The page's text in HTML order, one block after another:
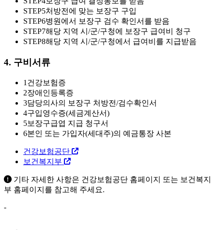
STEP5처방전에 맞는 보장구 구입
STEP6병원에서 보장구 검수 확인서를 받음
STEP7해당 지역 시/군/구청에 보장구 급여비 청구
STEP8해당 지역 시/군/구청에서 급여비를 지급받음
4. 구비서류
1 건강보험증
2장애인등록증
3담당의사의 보장구 처방전/검수확인서
4구입영수증(세금계산서)
5보장구급엽 지급 청구서
6본인 또는 가입자(세대주)의 예금통장 사본
건강보험공단
보건복지부
기타 자세한 사항은 건강보험공단 홈페이지 또는 보건복지
부 홈페이지를 참고해 주세요.
-